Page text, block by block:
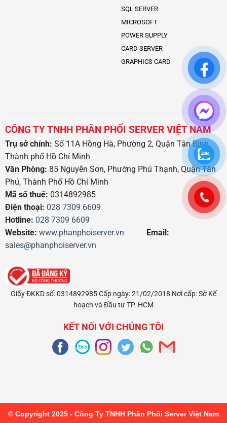
SQL SERVER
MICROSOFT
POWER SUPPLY
CARD SERVER
GRAPHICS CARD
CÔNG TY TNHH PHÂN PHỐI SERVER VIỆT NAM
Trụ sở chính: Số 11A Hồng Hà, Phường 2, Quận Tân Bình,
Thành phố Hồ Chí Minh
Văn Phòng: 85 Nguyễn Sơn, Phường Phú Thạnh, Quận Tân
Phú, Thành Phố Hồ Chí Minh
Mã số thuế: 0314892985
Điện thoại: 028 7309 6609
Hotline: 028 7309 6609
Website: www.phanphoiserver.vn
Email:
sales@phanphoiserver.vn
Giấy ĐKKD số: 0314892985 Cấp ngày: 21/02/2018 Nơi cấp: Sở Kế
hoạch và Đầu tư TP. HCM
KẾT NỐI VỚI CHÚNG TÔI
© Copyright 2025 - Công Ty TNHH Phân Phối Server Việt Nam